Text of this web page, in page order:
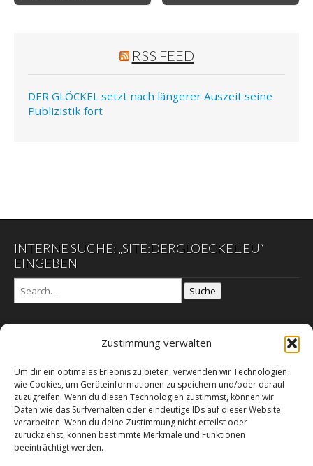
Zustimmung verwalten
Um dir ein optimales Erlebnis zu bieten, verwenden wir Technologien
wie Cookies, um Geräteinformationen zu speichern und/oder darauf
zuzugreifen. Wenn du diesen Technologien zustimmst, können wir
Daten wie das Surfverhalten oder eindeutige IDs auf dieser Website
verarbeiten. Wenn du deine Zustimmung nicht erteilst oder
zurückziehst, können bestimmte Merkmale und Funktionen
beeinträchtigt werden.
RSS FEED
DER GLÖCKEL setzt nach längerer Auszeit seine
Publizistik fort
INTERNE SUCHE: „SITE:DERGLOECKEL.EU“
EINGEBEN
Suche
Datenschutzerklärung
DER SCHWARZE EGON
Galerie der Mahnung
Impressum – E-Commerz – Copyright
Leitgedanken des Herausgebers